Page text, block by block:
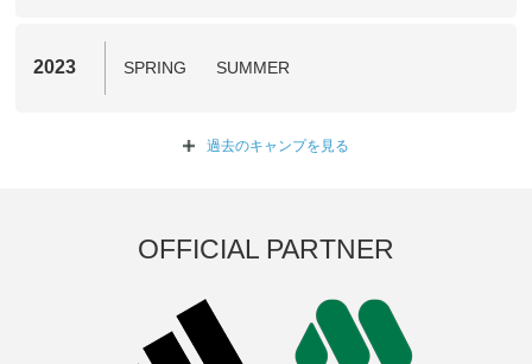
2023 SPRING SUMMER
過去のキャンプを 見る
OFFICIAL PARTNER